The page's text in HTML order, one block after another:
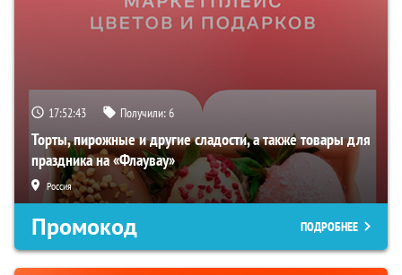
17:52:41 Получили:6
Торты, пирожные и другие сладости, а также товары для
праздника на «Флаувау»
Россия
Промокод ПОДРОБНЕЕ